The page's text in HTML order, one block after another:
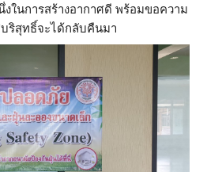
ในการสร้างอากาศดี พร้อมขอความ
บริสุทธิ์จะได้กลับคืนมา